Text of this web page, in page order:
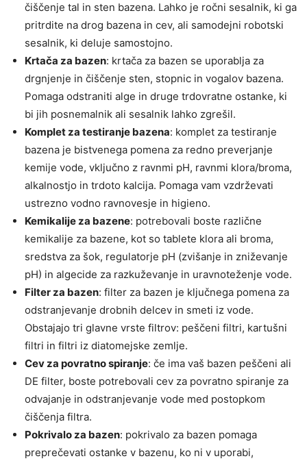
čiščenje tal in sten bazena. Lahko je ročni sesalnik, ki ga
pritrdite na drog bazena in cev, ali samodejni robotski
sesalnik, ki deluje samostojno.
Krtača za bazen: krtača za bazen se uporablja za
drgnjenje in čiščenje sten, stopnic in vogalov bazena.
Pomaga odstraniti alge in druge trdovratne ostanke, ki
bi jih posnemalnik ali sesalnik lahko zgrešil.
Komplet za testiranje bazena: komplet za testiranje
bazena je bistvenega pomena za redno preverjanje
kemije vode, vključno z ravnmi pH, ravnmi klora/broma,
alkalnostjo in trdoto kalcija. Pomaga vam vzdrževati
ustrezno vodno ravnovesje in higieno.
Kemikalije za bazene: potrebovali boste različne
kemikalije za bazene, kot so tablete klora ali broma,
sredstva za šok, regulatorje pH (zvišanje in zniževanje
pH) in algecide za razkuževanje in uravnoteženje vode.
Filter za bazen: filter za bazen je ključnega pomena za
odstranjevanje drobnih delcev in smeti iz vode.
Obstajajo tri glavne vrste filtrov: peščeni filtri, kartušni
filtri in filtri iz diatomejske zemlje.
Cev za povratno spiranje: če ima vaš bazen peščeni ali
DE filter, boste potrebovali cev za povratno spiranje za
odvajanje in odstranjevanje vode med postopkom
čiščenja filtra.
Pokrivalo za bazen: pokrivalo za bazen pomaga
preprečevati ostanke v bazenu, ko ni v uporabi,